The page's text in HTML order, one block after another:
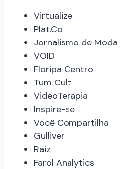
Virtualize
Plat.Co
Jornalismo de Moda
VOID
Floripa Centro
Tum Cult
VideoTerapia
Inspire-se
Você Compartilha
Gulliver
Raiz
Farol Analytics